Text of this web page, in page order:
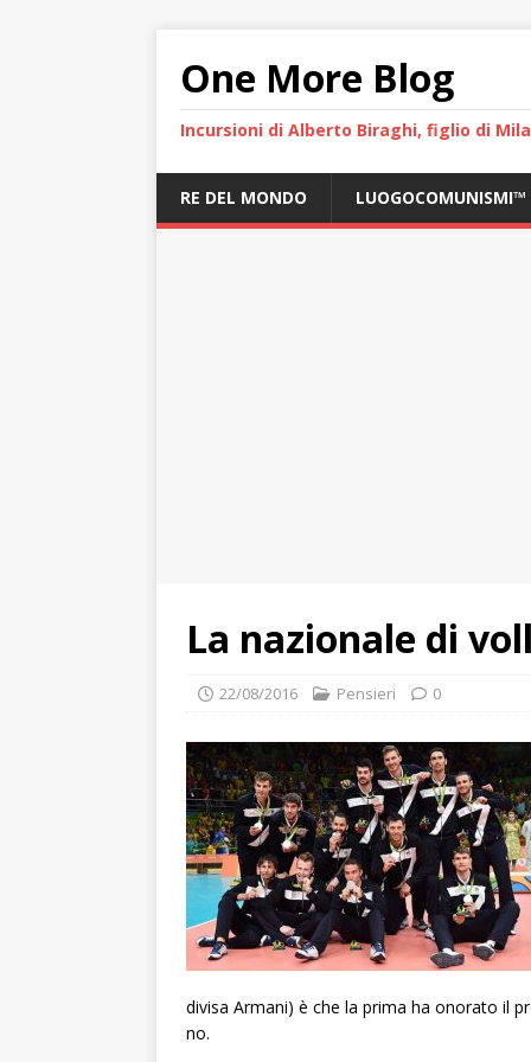
One More Blog
Incursioni di Alberto Biraghi, figlio di
RE DEL MONDO LUOGOCOMUNISMI™
La nazionale di
22/08/2016 Pensieri 0
divisa Armani) è che la prima ha onorato il
no.